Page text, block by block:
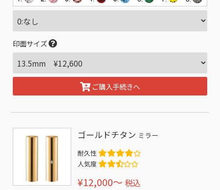
印面サイズ
ご購入手続きへ
ゴールドチタン ミラー
耐久性
人気度
¥12,000〜 税込